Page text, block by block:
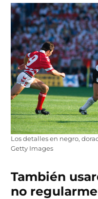
Los detalles en negro,
Getty Images
También
no